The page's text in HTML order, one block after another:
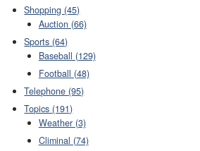
Shopping (45)
Auction (66)
Sports (64)
Baseball (129)
Football (48)
Telephone (95)
Topics (191)
Weather (3)
Climinal (74)